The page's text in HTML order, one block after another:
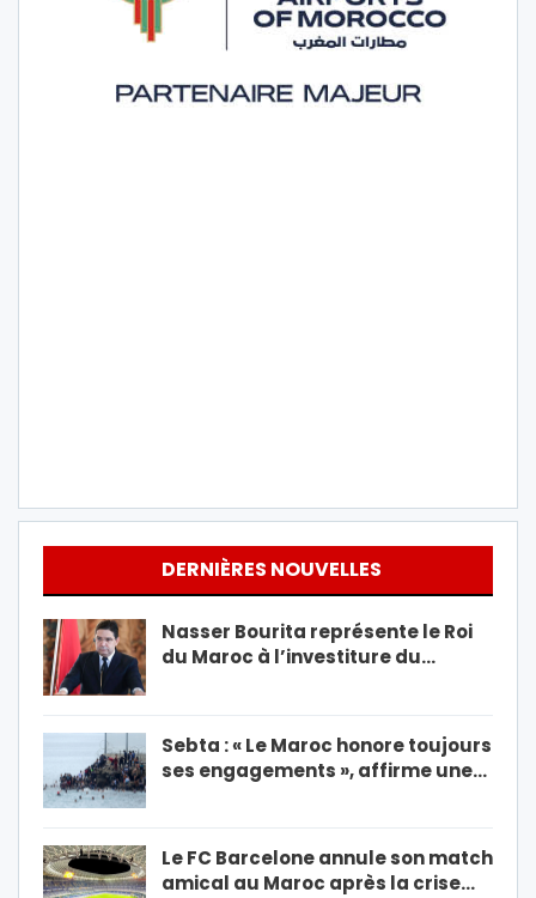
DERNIÈRES NOUVELLES
Nasser Bourita représente le Roi
du Maroc à l’investiture du…
Sebta : « Le Maroc honore toujours
ses engagements », affirme une…
Le FC Barcelone annule son match
amical au Maroc après la crise…